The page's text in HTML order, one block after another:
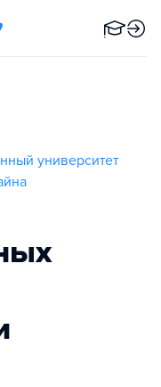
университет